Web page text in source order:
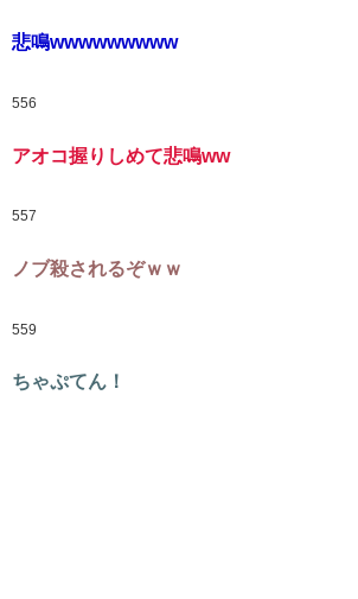
悲鳴wwwwwwwww
556
アオコ握りしめて悲鳴ww
557
ノブ殺されるぞｗｗ
559
ちゃぷてん！